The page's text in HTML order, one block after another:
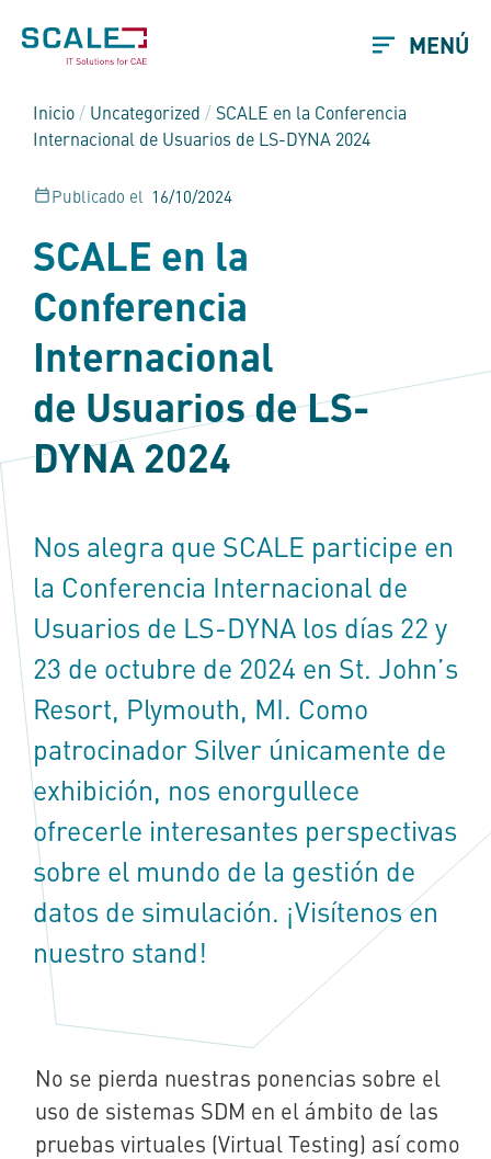
MENÚ
Inicio / Uncategorized / SCALE en la Conferencia
Internacional de Usuarios de LS-DYNA 2024
Publicado el 16/10/2024
SCALE en la
Conferencia
Internacional
de Usuarios de LS-
DYNA 2024
Nos alegra que SCALE participe en
la Conferencia Internacional de
Usuarios de LS-DYNA los días 22 y
23 de octubre de 2024 en St. John’s
Resort, Plymouth, MI. Como
patrocinador Silver únicamente de
exhibición, nos enorgullece
ofrecerle interesantes perspectivas
sobre el mundo de la gestión de
datos de simulación. ¡Visítenos en
nuestro stand!
No se pierda nuestras ponencias sobre el
uso de sistemas SDM en el ámbito de las
pruebas virtuales (Virtual Testing) así como